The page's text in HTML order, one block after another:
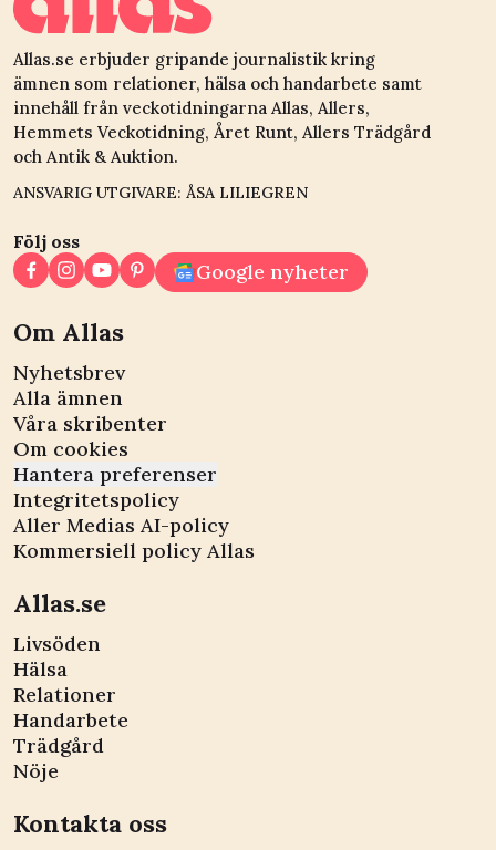
Allas.se erbjuder gripande journalistik kring
ämnen som relationer, hälsa och handarbete samt
innehåll från veckotidningarna Allas, Allers,
Hemmets Veckotidning, Året Runt, Allers Trädgård
och Antik & Auktion.
ANSVARIG UTGIVARE: ÅSA LILIEGREN
Följ oss
Google nyheter
Om Allas
Nyhetsbrev
Alla ämnen
Våra skribenter
Om cookies
Hantera preferenser
Integritetspolicy
Aller Medias AI-policy
Kommersiell policy Allas
Allas.se
Livsöden
Hälsa
Relationer
Handarbete
Trädgård
Nöje
Kontakta oss